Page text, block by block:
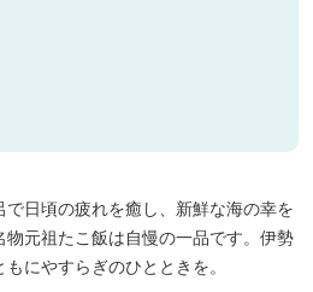
日頃の疲れを癒し、新鮮な海の幸を
元祖たこ飯は自慢の一品です。伊勢
にやすらぎのひとときを。